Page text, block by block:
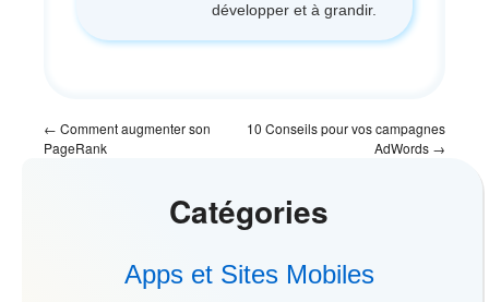
développer et à grandir.
← Comment augmenter son
PageRank
10 Conseils pour vos campagnes
AdWords →
Catégories
Apps et Sites Mobiles